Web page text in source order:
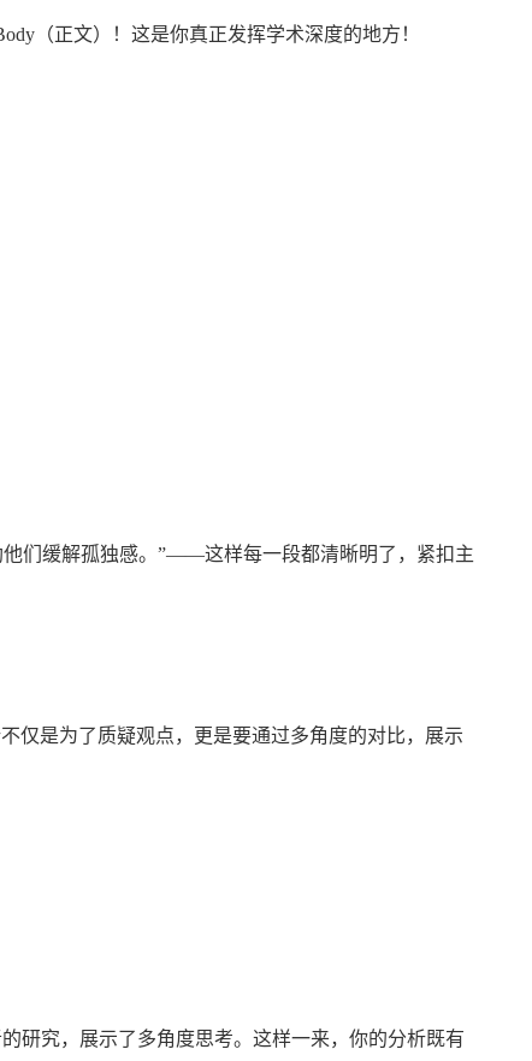
（正文）！这是你真正发挥学术深度的地方！
们缓解孤独感。”——这样每一段都清晰明了，紧扣主
仅是为了质疑观点，更是要通过多角度的对比，展示
研究，展示了多角度思考。这样一来，你的分析既有